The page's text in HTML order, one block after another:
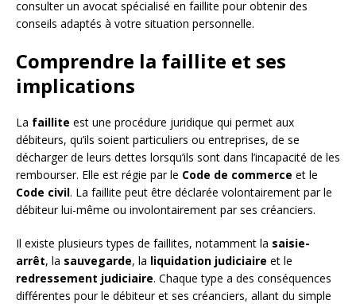
consulter un avocat spécialisé en faillite pour obtenir des
conseils adaptés à votre situation personnelle.
Comprendre la faillite et ses
implications
La faillite est une procédure juridique qui permet aux
débiteurs, qu’ils soient particuliers ou entreprises, de se
décharger de leurs dettes lorsqu’ils sont dans l’incapacité de les
rembourser. Elle est régie par le Code de commerce et le
Code civil. La faillite peut être déclarée volontairement par le
débiteur lui-même ou involontairement par ses créanciers.
Il existe plusieurs types de faillites, notamment la saisie-
arrêt, la sauvegarde, la liquidation judiciaire et le
redressement judiciaire. Chaque type a des conséquences
différentes pour le débiteur et ses créanciers, allant du simple